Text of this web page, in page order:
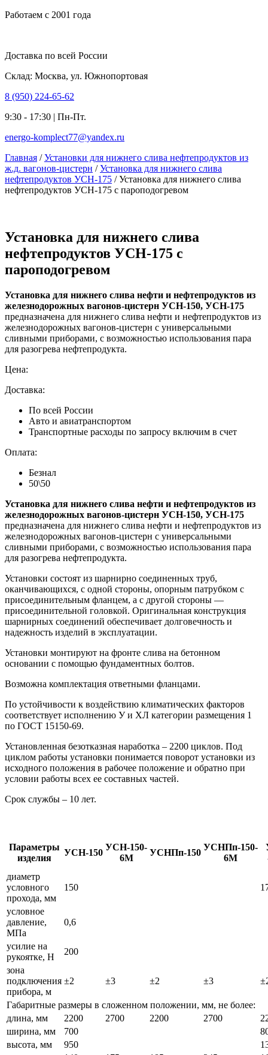
Работаем с 2001 года
Доставка по всей России
Склад: Москва, ул. Южнопортовая
8 (950) 224-65-62
9:30 - 17:30 | Пн-Пт.
energo-komplect77@yandex.ru
Главная /Установки для нижнего слива нефтепродуктов из
ж.д. вагонов-цистерн /Установка для нижнего слива
нефтепродуктов УСН-175 / Установка для нижнего слива
нефтепродуктов УСН-175 с пароподогревом
Установка для нижнего слива
нефтепродуктов УСН-175 с
пароподогревом
Установка для нижнего слива нефти и нефтепродуктов из
железнодорожных вагонов-цистерн УСН-150, УСН-175
предназначена для нижнего слива нефти и нефтепродуктов из
железнодорожных вагонов-цистерн с универсальными
сливными приборами, с возможностью использования пара
для разогрева нефтепродукта.
Цена:
Доставка:
По всей России
Авто и авиатранспортом
Транспортные расходы по запросу включим в счет
Оплата:
Безнал
50\50
Установка для нижнего слива нефти и нефтепродуктов из
железнодорожных вагонов-цистерн УСН-150, УСН-175
предназначена для нижнего слива нефти и нефтепродуктов из
железнодорожных вагонов-цистерн с универсальными
сливными приборами, с возможностью использования пара
для разогрева нефтепродукта.
Установки состоят из шарнирно соединенных труб,
оканчивающихся, с одной стороны, опорным патрубком с
присоединительным фланцем, а с другой стороны —
присоединительной головкой. Оригинальная конструкция
шарнирных соединений обеспечивает долговечность и
надежность изделий в эксплуатации.
Установки монтируют на фронте слива на бетонном
основании с помощью фундаментных болтов.
Возможна комплектация ответными фланцами.
По устойчивости к воздействию климатических факторов
соответствует исполнению У и ХЛ категории размещения 1
по ГОСТ 15150-69.
Установленная безотказная наработка – 2200 циклов. Под
циклом работы установки понимается поворот установки из
исходного положения в рабочее положение и обратно при
условии работы всех ее составных частей.
Срок службы – 10 лет.
Параметры
изделия
УСН-150
УСН-150-
6М
УСНПп-150
УСНПп-150-
6М
диаметр
условного
прохода, мм
150
условное
давление,
МПа
0,6
усилие на
рукоятке, Н
200
зона
подключения
прибора, м
±2 ±3 ±2 ±3
Габаритные размеры в сложенном положении, мм, не более:
длина, мм
2200 2700 2200 2700
ширина, мм
700
высота, мм
950